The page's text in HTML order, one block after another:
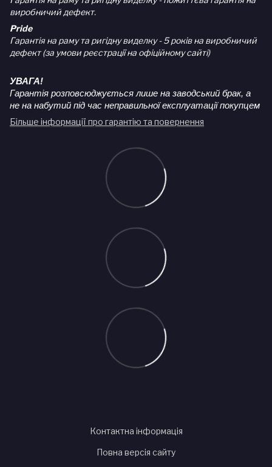
виробничий дефект.
Pride
Гарантія на раму та ригідну виделку - 5 років на виробничий
дефект (за умови реєстрації на офіційному сайті)
УВАГА!
Гарантія розповсюджується лише на заводський брак, а
не на набутий під час неправильної експлуатації покупцем
Більше інформації про гарантію та повернення
Контактна інформація
Повна версія сайту